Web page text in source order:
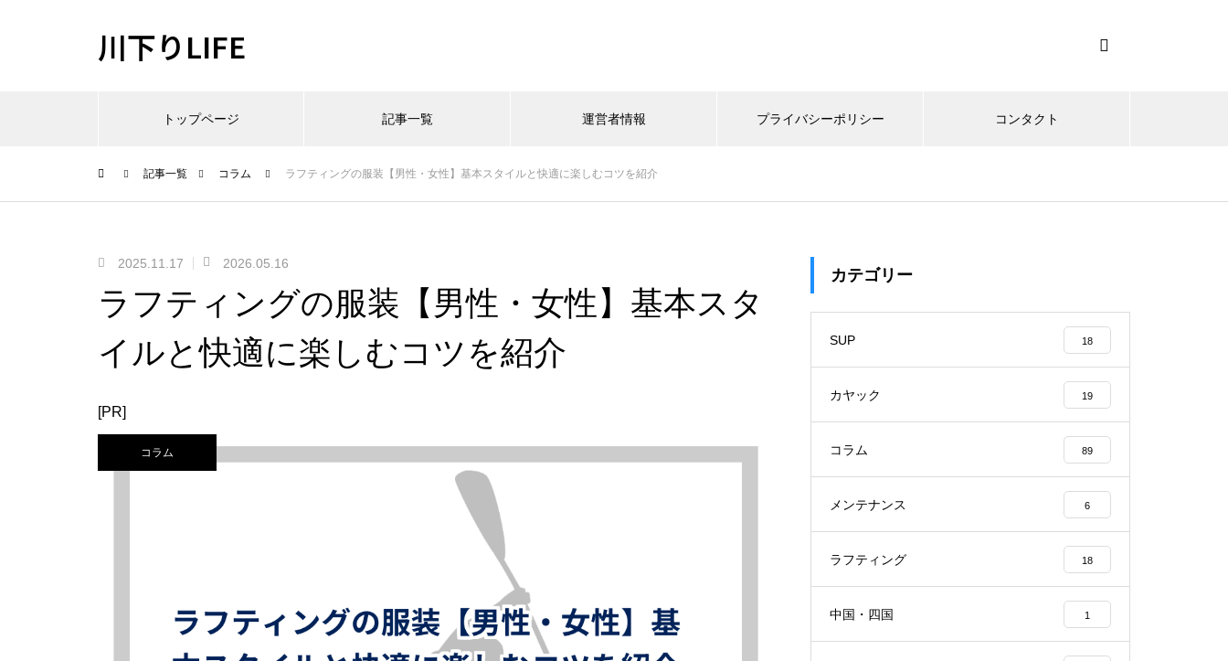
川下りLIFE
トップページ 記事一覧 運営者情報 プライバシーポリシー コンタクト
記事一覧 コラム ラフティングの服装【男性・女性】基本スタイルと快適に楽しむコツを紹介
2025.11.17 2026.05.16
ラフティングの服装【男性・女性】基本スタ
イルと快適に楽しむコツを紹介
[PR]
コラム
カテゴリー
SUP 18
カヤック 19
コラム 89
メンテナンス 6
ラフティング 18
中国・四国 1